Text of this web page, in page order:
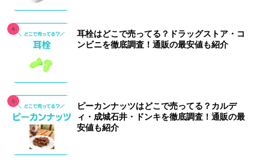
耳栓はどこで売ってる？ドラッグストア・コ
ンビニを徹底調査！通販の最安値も紹介
ピーカンナッツはどこで売ってる？カルデ
ィ・成城石井・ドンキを徹底調査！通販の最
安値も紹介